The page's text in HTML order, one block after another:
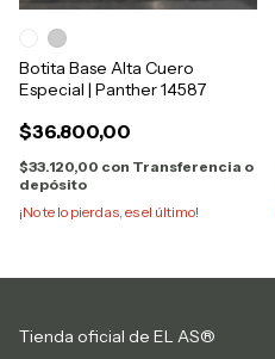
Botita Base Alta Cuero
Especial | Panther 14587
$36.800,00
$33.120,00 con Transferencia o
depósito
¡No te lo pierdas, es el último!
Tienda oficial de EL AS®